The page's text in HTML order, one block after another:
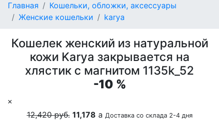
Главная
Кошельки, обложки, аксессуары
Женские кошельки
karya
Кошелек женский из натуральной
кожи Karya закрывается на
хлястик с магнитом 1135k_52
-10 %
×
12,420 руб. 11,178 a Доставка со склада 2-4 дня